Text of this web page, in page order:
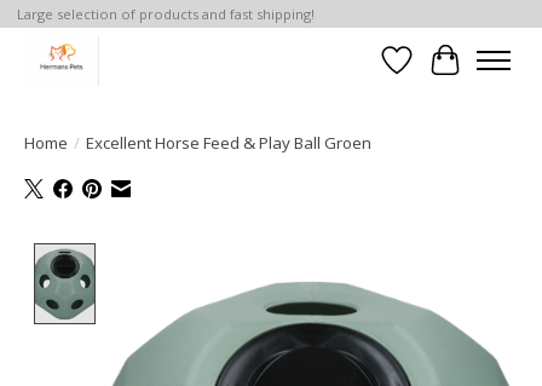
Large selection of products and fast shipping!
Verlanglijst
Home / Excellent Horse Feed & Play Ball Groen